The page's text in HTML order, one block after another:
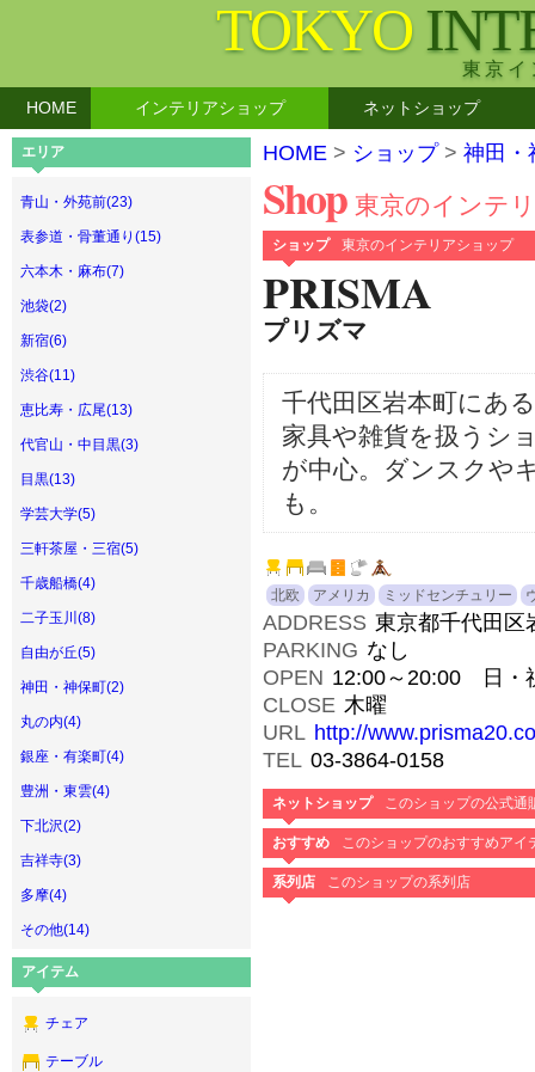
TOKYO
東京イ
HOME インテリアショップ ネットショップ
エリア
青山・外苑前(23)
表参道・骨董通り(15)
六本木・麻布(7)
池袋(2)
新宿(6)
渋谷(11)
恵比寿・広尾(13)
代官山・中目黒(3)
目黒(13)
学芸大学(5)
三軒茶屋・三宿(5)
千歳船橋(4)
二子玉川(8)
自由が丘(5)
神田・神保町(2)
丸の内(4)
銀座・有楽町(4)
豊洲・東雲(4)
下北沢(2)
吉祥寺(3)
多摩(4)
その他(14)
アイテム
チェア
テーブル
HOME > ショップ> 神田・
Shop 東京のインテ
ショップ 東京のインテリアショップ
PRISMA
プリズマ
千代田区岩本町にあ
家具や雑貨を扱うシ
が中心。ダンスクや
も。
北欧 アメリカ ミッドセンチュリー
ADDRESS 東京都千代田区
PARKING なし
OPEN 12:00～20:00 日・
CLOSE 木曜
URL http://
TEL 03-3864-0158
ネットショップ このショップの公式通
おすすめ このショップのおすすめアイ
系列店 このショップの系列店